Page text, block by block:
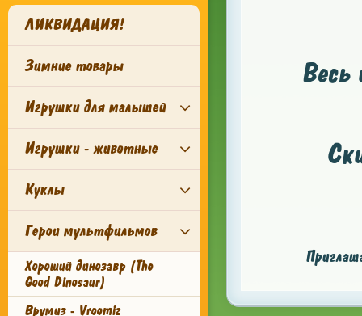
ЛИКВИДАЦИЯ!
Зимние товары
Игрушки для малышей
Игрушки - животные
Куклы
Герои мультфильмов
Хороший динозавр (The
Good Dinosaur)
Врумиз - Vroomiz
Весь